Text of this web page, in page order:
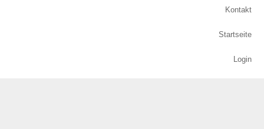
Kontakt
Startseite
Login